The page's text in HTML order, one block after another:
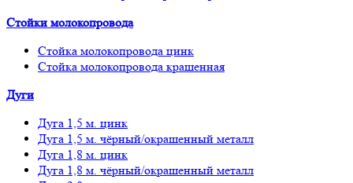
Стойки молокопровода
Стойка молокопровода цинк
Стойка молокопровода крашенная
Дуги
Дуга 1,5 м. цинк
Дуга 1,5 м. чёрный/окрашенный металл
Дуга 1,8 м. цинк
Дуга 1,8 м. чёрный/окрашенный металл